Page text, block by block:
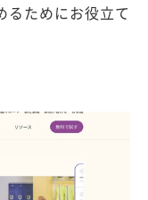
るためにお役立て